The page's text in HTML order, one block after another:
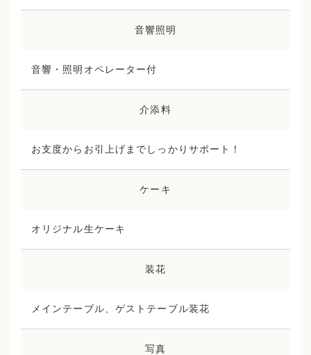
音響照明
音響・照明オペレーター付
介添料
お支度からお引上げまでしっかりサポート！
ケーキ
オリジナル生ケーキ
装花
メインテーブル、ゲストテーブル装花
写真